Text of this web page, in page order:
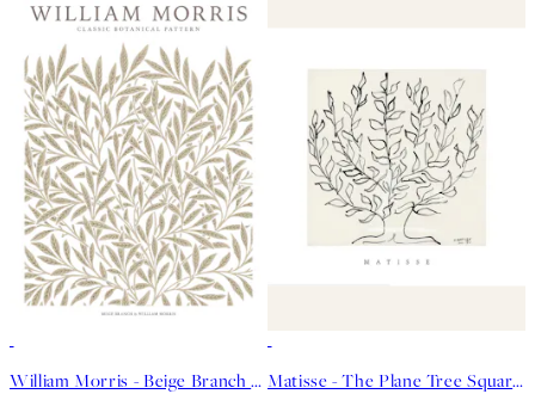
William Morris - Beige Branch Plakat Matisse - The Plane Tree Square Plakat